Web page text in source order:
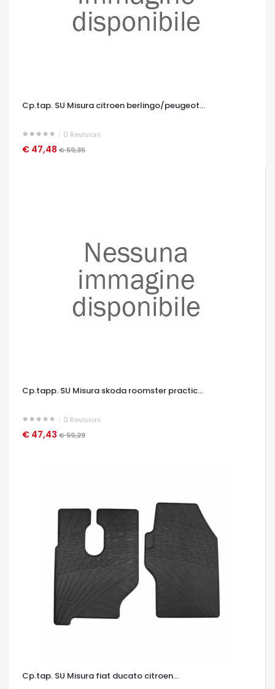
Cp.tap. SU Misura citroen berlingo/peugeot...
0 Revisioni
€ 47,48 € 59,35
OCCHIATA VELOCE
Cp.tapp. SU Misura skoda roomster practic...
0 Revisioni
€ 47,43 € 59,29
OCCHIATA VELOCE
Cp.tap. SU Misura fiat ducato citroen...